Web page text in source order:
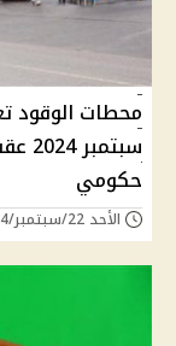
حكومي
الأحد 22/سبتمبر/2024 - 12:42 ص